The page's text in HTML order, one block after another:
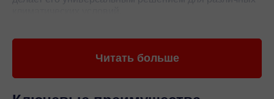
существующие системы без дополнительных
перегрузок и продлевают срок службы.
Читать больше